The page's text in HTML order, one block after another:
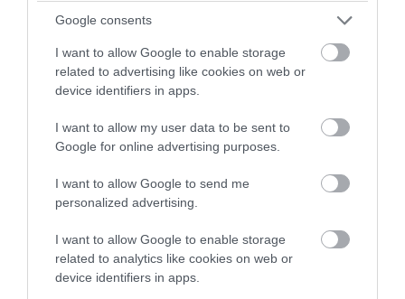
Google consents
I want to allow Google to enable storage
related to advertising like cookies on web or
device identifiers in apps.
I want to allow my user data to be sent to
Google for online advertising purposes.
I want to allow Google to send me
personalized advertising.
I want to allow Google to enable storage
related to analytics like cookies on web or
device identifiers in apps.
PRONEWS.GR /ΕΣΩΤΕΡΙΚΗ ΑΣΦΑΛΕΙΑ
Δολοφονία Βρετανίδας στην Κυψέλη: Η
αποκαλυπτική κατάθεση της συζύγου
του Αφγανού δράστη